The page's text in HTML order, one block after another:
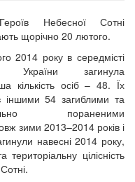
Небесної Сотні
щорічно 20 лютого.
2014 року в середмісті
України загинула
кількість осіб – 48. Їх
іншими 54 загиблими та
пораненими
зими 2013–2014 років і
навесні 2014 року,
цілісність